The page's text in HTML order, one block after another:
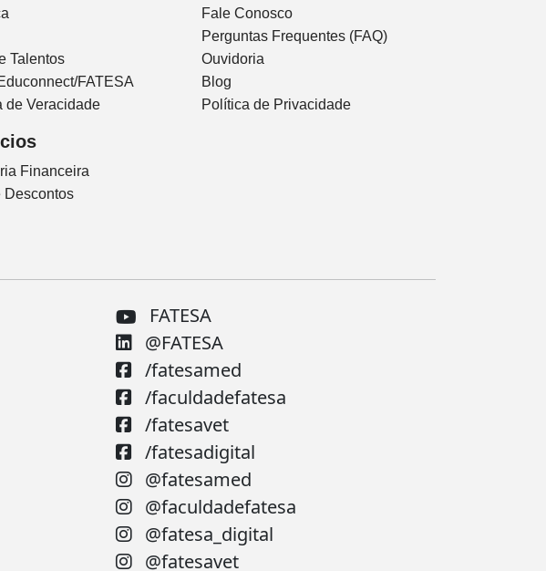
Talentos
FATESA
de Veracidade
Financeira
Descontos
Fale Conosco
Perguntas Frequentes (FAQ)
Ouvidoria
Blog
Política de Privacidade
FATESA
@FATESA
/fatesamed
/faculdadefatesa
/fatesavet
/fatesadigital
@fatesamed
@faculdadefatesa
@fatesa_digital
@fatesavet